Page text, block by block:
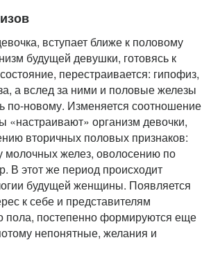
вступает ближе к половому
будущей девушки, готовясь к
перестраивается: гипофиз,
а вслед за ними и половые железы
по-новому. Изменяется соотношение
«настраивают» организм девочки,
вторичных половых признаков:
молочных желез, оволосению по
В этот же период происходит
будущей женщины. Появляется
к себе и представителям
пола, постепенно формируются еще
непонятные, желания и